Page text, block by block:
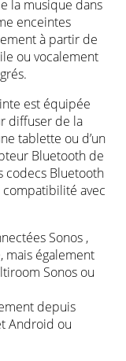
la musique dans
enceintes
à partir de
ou vocalement
est équipée
diffuser de la
tablette ou d’un
Bluetooth de
codecs Bluetooth
compatibilité avec
Sonos ,
également
Sonos ou
depuis
Android ou